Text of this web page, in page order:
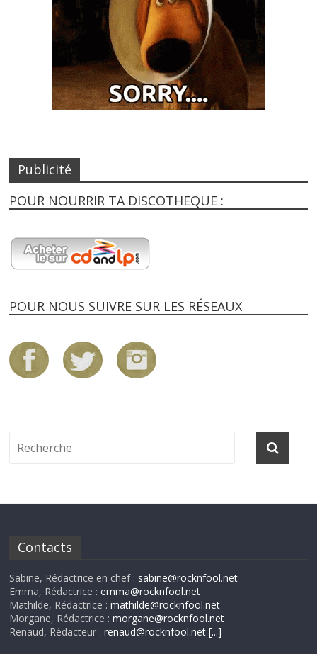
Publicité
POUR NOURRIR TA DISCOTHEQUE :
POUR NOUS SUIVRE SUR LES RÉSEAUX
Contacts
Sabine, Rédactrice en chef : sabine@rocknfool.net
Emma, Rédactrice :emma@rocknfool.net
Mathilde, Rédactrice :mathilde@rocknfool.net
Morgane, Rédactrice :morgane@rocknfool.net
Renaud, Rédacteur :renaud@rocknfool.net [...]